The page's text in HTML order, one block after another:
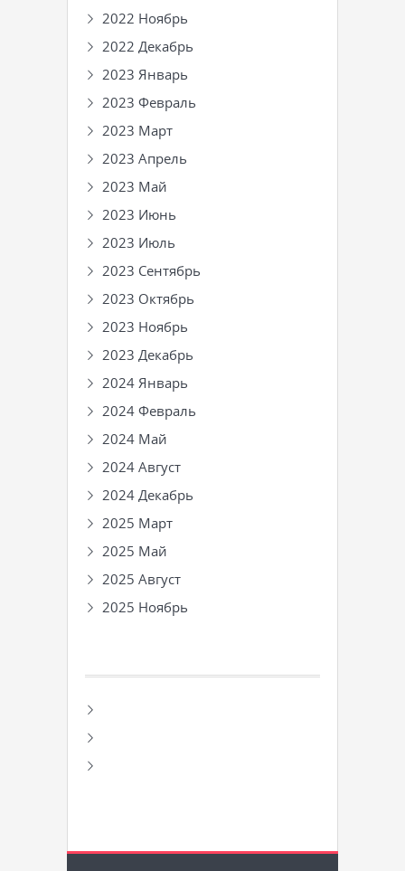
2022 Ноябрь
2022 Декабрь
2023 Январь
2023 Февраль
2023 Март
2023 Апрель
2023 Май
2023 Июнь
2023 Июль
2023 Сентябрь
2023 Октябрь
2023 Ноябрь
2023 Декабрь
2024 Январь
2024 Февраль
2024 Май
2024 Август
2024 Декабрь
2025 Март
2025 Май
2025 Август
2025 Ноябрь